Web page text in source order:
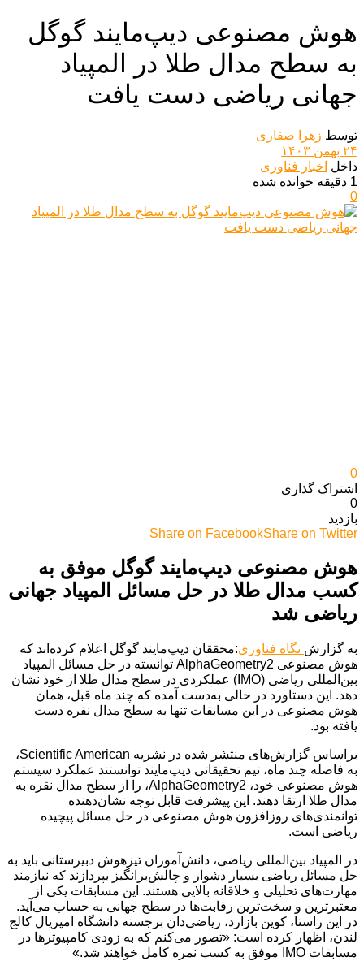
هوش مصنوعی دیپ‌مایند گوگل
به سطح مدال طلا در المپیاد
جهانی ریاضی دست یافت
توسط زهرا صفاری
۲۴ بهمن ۱۴۰۳
داخل اخبار فناوری
1 دقیقه خوانده شده
0
0
اشتراک گذاری‌
0
بازدید
Share on FacebookShare on Twitter
هوش مصنوعی دیپ‌مایند گوگل موفق به
کسب مدال طلا در حل مسائل المپیاد جهانی
ریاضی شد
به گزارش نگاه فناوری:محققان دیپ‌مایند گوگل اعلام کرده‌اند که
هوش مصنوعی AlphaGeometry2 توانسته در حل مسائل المپیاد
بین‌المللی ریاضی (IMO) عملکردی در سطح مدال طلا از خود نشان
دهد. این دستاورد در حالی به‌دست آمده که چند ماه قبل، همان
هوش مصنوعی در این مسابقات تنها به سطح مدال نقره دست
یافته بود.
براساس گزارش‌های منتشر شده در نشریه Scientific American،
به فاصله چند ماه، تیم تحقیقاتی دیپ‌مایند توانستند عملکرد سیستم
هوش مصنوعی خود، AlphaGeometry2، را از سطح مدال نقره به
مدال طلا ارتقا دهند. این پیشرفت قابل توجه نشان‌دهنده
توانمندی‌های روزافزون هوش مصنوعی در حل مسائل پیچیده
ریاضی است.
در المپیاد بین‌المللی ریاضی، دانش‌آموزان تیزهوش دبیرستانی باید به
حل مسائل ریاضی بسیار دشوار و چالش‌برانگیز بپردازند که نیازمند
مهارت‌های تحلیلی و خلاقانه بالایی هستند. این مسابقات یکی از
معتبرترین و سخت‌ترین رقابت‌ها در سطح جهانی به حساب می‌آید.
در این راستا، کوین بازارد، ریاضی‌دان برجسته دانشگاه امپریال کالج
لندن، اظهار کرده است: «تصور می‌کنم که به زودی کامپیوترها در
مسابقات IMO موفق به کسب نمره کامل خواهند شد.»